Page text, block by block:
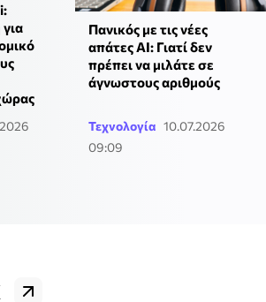
Πανικός με τις νέες
απάτες ΑΙ: Γιατί δεν
πρέπει να μιλάτε σε
άγνωστους αριθμούς
Τεχνολογία 10.07.2026
09:09